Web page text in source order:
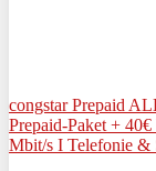
congstar Prepaid
Prepaid-Paket +
Mbit/s I Telefonie &